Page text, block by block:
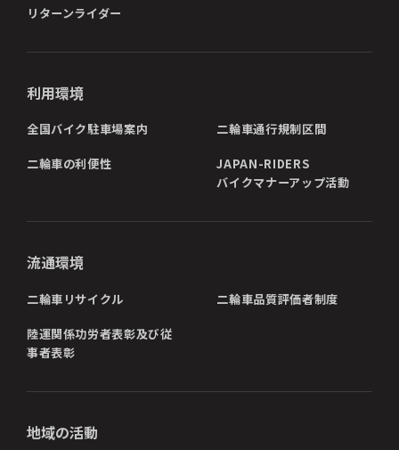
リターンライダー
利用環境
全国バイク駐車場案内 二輪車通行規制区間
二輪車の利便性
JAPAN-RIDERS
バイクマナーアップ活動
流通環境
二輪車リサイクル 二輪車品質評価者制度
陸運関係功労者表彰及び従
事者表彰
地域の活動